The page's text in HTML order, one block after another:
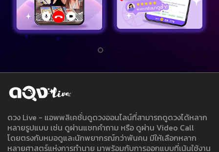
ดวง Live - แอพพลิเคชั่นดูดวงออนไลน์ที่สามารถดูดวงได้หลาก
หลายรูปแบบ เช่น ดูผ่านแชทคำถาม หรือ ดูผ่าน Video Call
โดยตรงกับหมอดูและนักพยากรณ์กว่าพันคน มีให้เลือกหลาก
หลายศาสตร์แห่งการทำนาย มาพร้อมกับการออกแบบที่เน้นใช้งาน